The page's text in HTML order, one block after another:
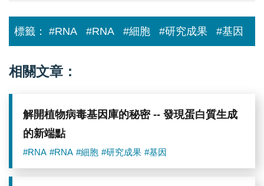
標籤： #RNA #RNA #細胞 #研究成果 #基因
相關文章：
解開植物病毒基因庫的秘密 -- 發現蛋白質生成
的新端點
#RNA #RNA #細胞 #研究成果 #基因